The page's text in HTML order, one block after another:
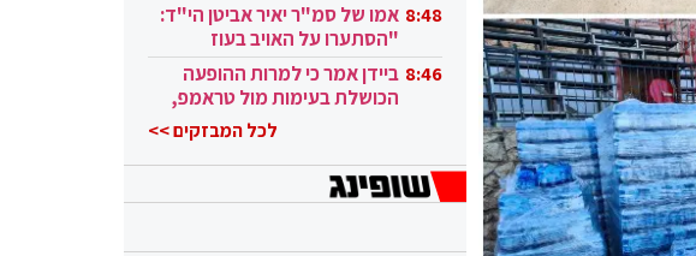
8:48 אמו של סמ"ר יאיר אביטן הי"ד:
"הסתערו על האויב בעוז
ובגבורה" 8:46 ביידן אמר כי למרות ההופעה
הכושלת בעימות מול טראמפ,
לכל המבזקים >>